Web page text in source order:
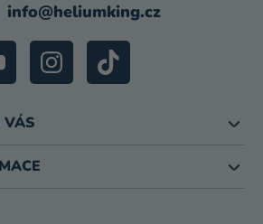
info@heliumking.cz
VÁS